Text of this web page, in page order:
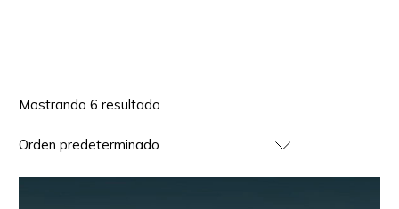
Mostrando 6 resultado
Orden predeterminado